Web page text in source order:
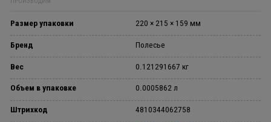
Размер упаковки 220 × 215 × 159 мм
Бренд Полесье
Вес 0.121291667 кг
Объем в упаковке 0.0005862 л
Штрихкод 4810344062758